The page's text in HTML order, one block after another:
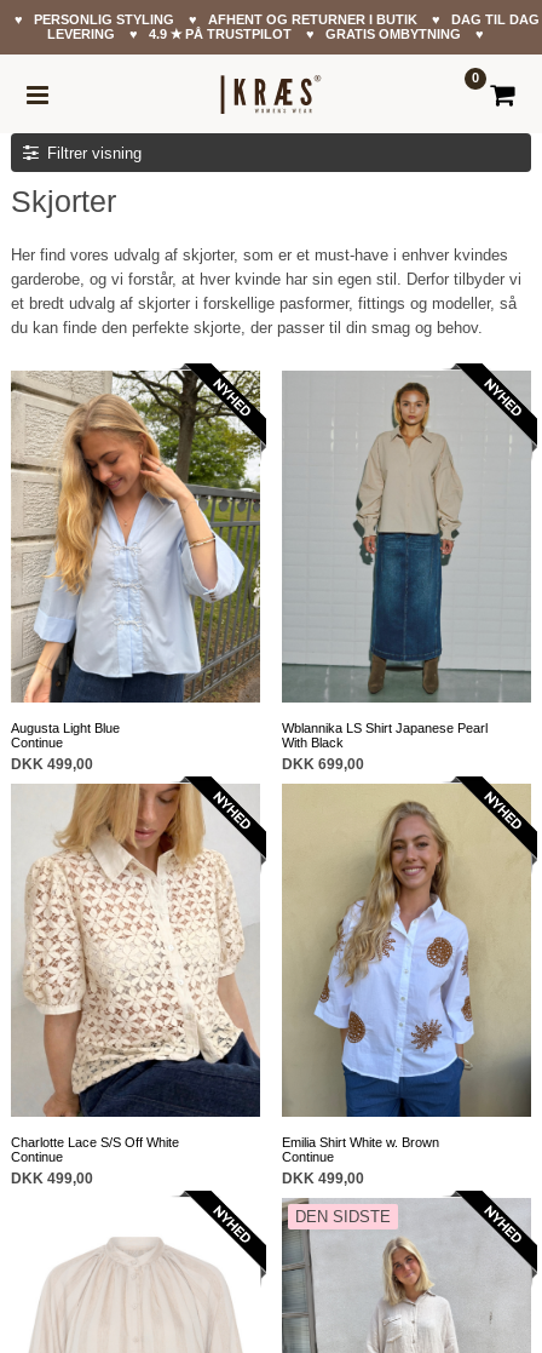
♥ PERSONLIG STYLING ♥ AFHENT OG RETURNER I BUTIK ♥ DAG TIL DAG
LEVERING ♥ 4.9 ✭ PÅ TRUSTPILOT ♥ GRATIS OMBYTNING ♥
0
Filtrer visning
Skjorter
Her find vores udvalg af skjorter, som er et must-have i enhver kvindes
garderobe, og vi forstår, at hver kvinde har sin egen stil. Derfor tilbyder vi
et bredt udvalg af skjorter i forskellige pasformer, fittings og modeller, så
du kan finde den perfekte skjorte, der passer til din smag og behov.
Augusta Light Blue
Continue
DKK 499,00
Wblannika LS Shirt Japanese Pearl
With Black
DKK 699,00
Charlotte Lace S/S Off White
Continue
DKK 499,00
Emilia Shirt White w. Brown
Continue
DKK 499,00
DEN SIDSTE